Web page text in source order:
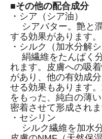
■その他の配合成分
・シア（シア油）
シアバター。艶と
する効果があります。
・シルク（加水分解シ
絹繊維をたんぱく
れます。皮膚への吸
があり、他の有効成
せる効果もあります
をもった、純白の薄
密着させて形成されま
・セシリン
シルク繊維を加水